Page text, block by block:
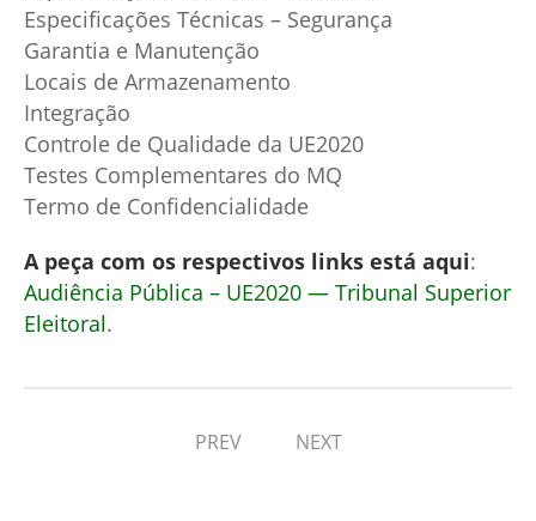
Especificações Técnicas – Segurança
Garantia e Manutenção
Locais de Armazenamento
Integração
Controle de Qualidade da UE2020
Testes Complementares do MQ
Termo de Confidencialidade
A peça com os respectivos links está aqui:
Audiência Pública – UE2020 — Tribunal Superior
Eleitoral.
PREV NEXT